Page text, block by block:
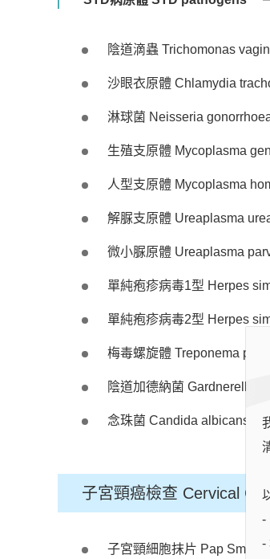
陰道滴蟲 Trichomonas
沙眼衣原體 Chlamydia
淋球菌 Neisseria
生殖支原體 Mycoplasma
人型支原體 Mycoplasma
解脲支原體 Ureaplasma
微小脲原體 Ureaplasma
單純疱疹病毒1型 Herpes
單純疱疹病毒2型 Herpes
梅毒螺旋體 Treponema
陰道加德納菌 Gardnerella
念珠菌 Candida albicans
子宮頸癌檢查 Cervical
子宮頸細胞抹片 Pap Smear
-
-